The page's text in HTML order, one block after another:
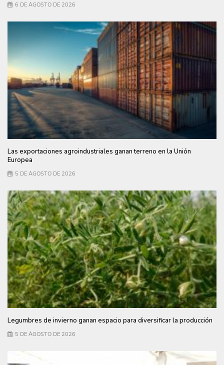
6 DE AGOSTO DE 2026
Las exportaciones agroindustriales ganan terreno en la Unión
Europea
5 DE AGOSTO DE 2026
Legumbres de invierno ganan espacio para diversificar la producción
5 DE AGOSTO DE 2026